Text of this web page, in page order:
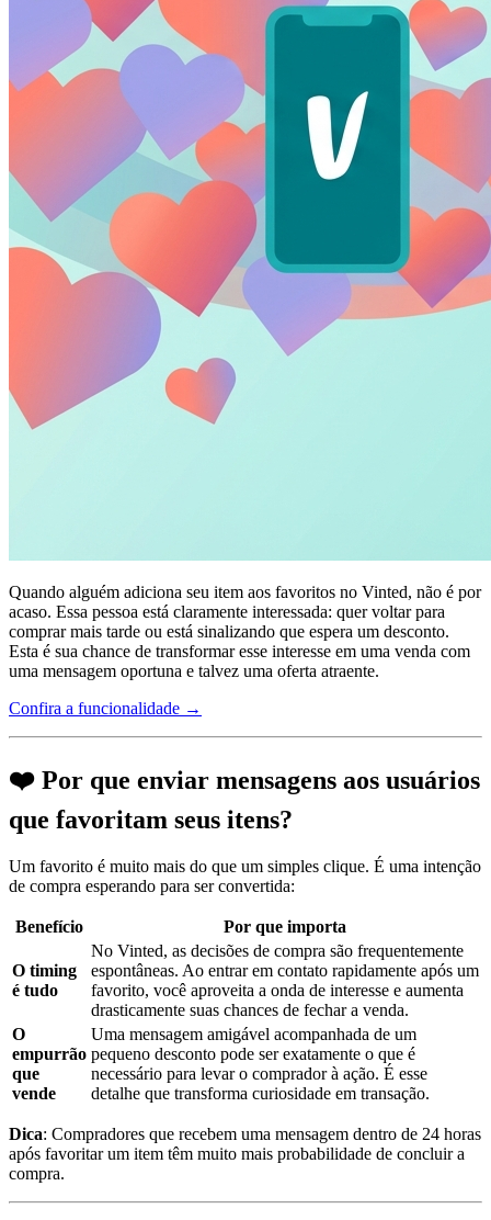
Quando alguém adiciona seu item aos favoritos no Vinted, não é por
acaso. Essa pessoa está claramente interessada: quer voltar para
comprar mais tarde ou está sinalizando que espera um desconto.
Esta é sua chance de transformar esse interesse em uma venda com
uma mensagem oportuna e talvez uma oferta atraente.
Confira a funcionalidade →
❤️ Por que enviar mensagens aos usuários
que favoritam seus itens?
Um favorito é muito mais do que um simples clique. É uma intenção
de compra esperando para ser convertida:
Benefício Por que importa
O timing
é tudo
No Vinted, as decisões de compra são frequentemente
espontâneas. Ao entrar em contato rapidamente após um
favorito, você aproveita a onda de interesse e aumenta
drasticamente suas chances de fechar a venda.
O
empurrão
que
vende
Uma mensagem amigável acompanhada de um
pequeno desconto pode ser exatamente o que é
necessário para levar o comprador à ação. É esse
detalhe que transforma curiosidade em transação.
Dica: Compradores que recebem uma mensagem dentro de 24 horas
após favoritar um item têm muito mais probabilidade de concluir a
compra.